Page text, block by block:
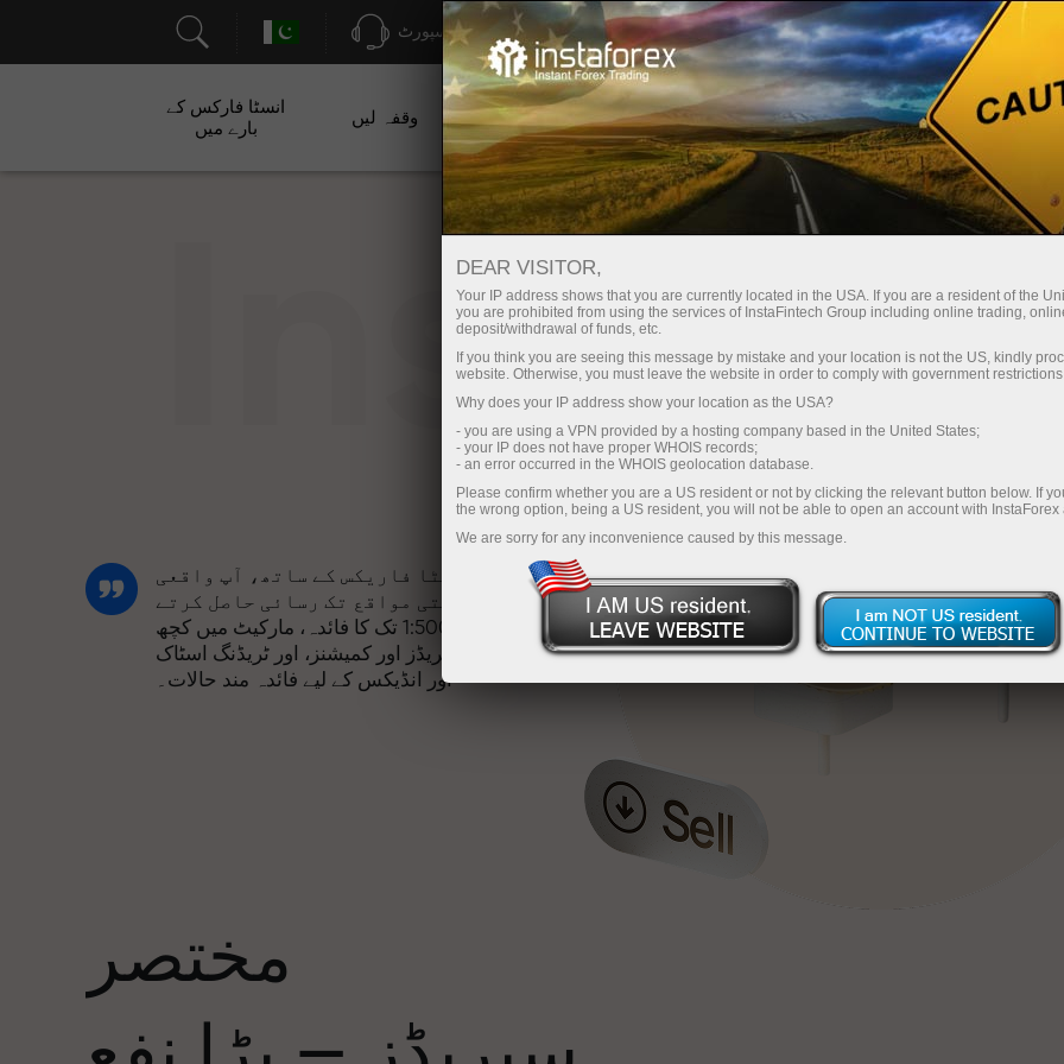
سپورٹ فوری اکاونٹ کھولیں تجارتی پلیٹ فارم
آموز کے لیے
سرمایہ کاروں کے
لیے
شراکت داروں کے
لئے
مہمات وقفہ لیں
انسٹا فارکس کے
بارے میں
انسٹا فاریکس کے ساتھ، آپ واقعی
مسابقتی مواقع تک رسائی حاصل کرتے
ہیں: 1:5000 تک کا فائدہ، مارکیٹ میں کچھ
بہترین اسپریڈز اور کمیشنز، اور ٹریڈنگ اسٹاک
اور انڈیکس کے لیے فائدہ مند حالات۔
جیسی قدروں کا اشتراک کرتی ہے۔ ایلس
لوپرائس ٹریڈنگ کی دنیا میں ڈرائیو
مختصر
DEAR VISITOR,
Your IP address shows that you are currently located in the USA. If you are a resident of the
you are prohibited from using the services of InstaFintech Group including online trading,
deposit/withdrawal of funds, etc.
If you think you are seeing this message by mistake and your location is not the US, kindly
website. Otherwise, you must leave the website in order to comply with government
Why does your IP address show your location as the USA?
- you are using a VPN provided by a hosting company based in the United States;
- your IP does not have proper WHOIS records;
- an error occurred in the WHOIS geolocation database.
Please confirm whether you are a US resident or not by clicking the relevant button below. If
the wrong option, being a US resident, you will not be able to open an account with InstaForex
We are sorry for any inconvenience caused by this message.